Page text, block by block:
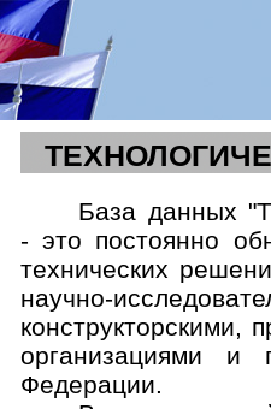
База данных
- это постоянно
технических
научно-
организациями и
Федерации.